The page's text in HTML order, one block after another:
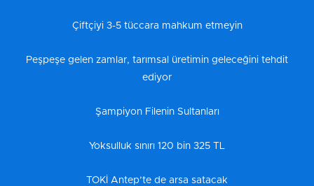
Çiftçiyi 3-5 tüccara mahkum etmeyin
Peşpeşe gelen zamlar, tarımsal üretimin geleceğini tehdit
ediyor
Şampiyon Filenin Sultanları
Yoksulluk sınırı 120 bin 325 TL
TOKİ Antep’te de arsa satacak